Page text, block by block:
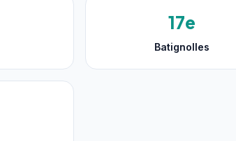
17e
Batignolles